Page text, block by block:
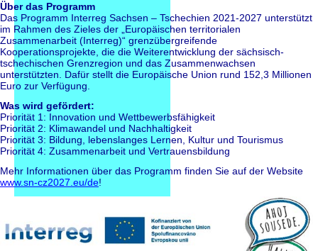
Über das Programm
Das Programm Interreg Sachsen – Tschechien 2021-2027 unterstützt
im Rahmen des Zieles der „Europäischen territorialen
Zusammenarbeit (Interreg)“ grenzübergreifende
Kooperationsprojekte, die die Weiterentwicklung der sächsisch-
tschechischen Grenzregion und das Zusammenwachsen
unterstützten. Dafür stellt die Europäische Union rund 152,3 Millionen
Euro zur Verfügung.
Was wird gefördert:
Priorität 1: Innovation und Wettbewerbsfähigkeit
Priorität 2: Klimawandel und Nachhaltigkeit
Priorität 3: Bildung, lebenslanges Lernen, Kultur und Tourismus
Priorität 4: Zusammenarbeit und Vertrauensbildung
Mehr Informationen über das Programm finden Sie auf der Website
www.sn-cz2027.eu/de!